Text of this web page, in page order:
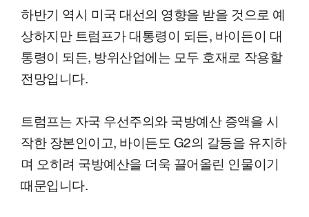
하반기 역시 미국 대선의 영향을 받을 것으로 예
상하지만 트럼프가 대통령이 되든, 바이든이 대
통령이 되든, 방위산업에는 모두 호재로 작용할
전망입니다.
트럼프는 자국 우선주의와 국방예산 증액을 시
작한 장본인이고, 바이든도 G2의 갈등을 유지하
며 오히려 국방예산을 더욱 끌어올린 인물이기
때문입니다.